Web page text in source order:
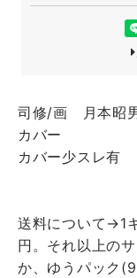
司修/画 月本昭
カバー
カバー少スレ有
送料について→1
円。それ以上の
か、ゆうパック